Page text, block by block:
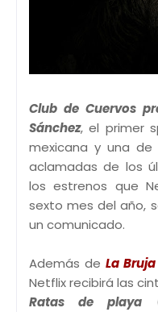
Club de Cuervos
Sánchez, el primer
mexicana y una
aclamadas de los
los estrenos que
sexto mes del año,
un comunicado.
Además deLa Bruja
Netflix recibirá las
Ratas de playa